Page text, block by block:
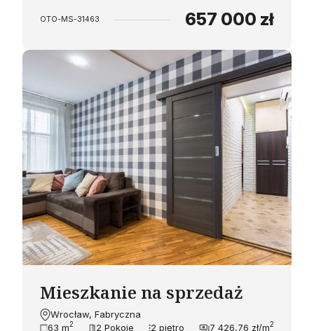
OTO-MS-31463 657 000 zł
Mieszkanie na sprzedaż
Wrocław, Fabryczna
63 m2 2 Pokoje 2 piętro 7 426,76 zł/m2